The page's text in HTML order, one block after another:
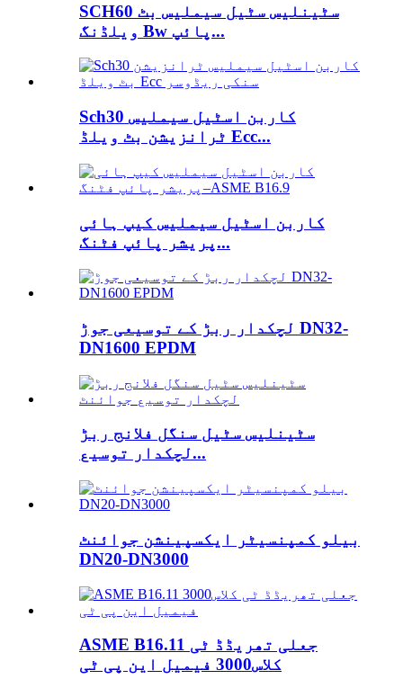
SCH60 سٹینلیس سٹیل سیملیس بٹ
ویلڈنگ Bw پائپ...
Sch30 کاربن اسٹیل سیملیس
ٹرانزیشن بٹ ویلڈ Ecc...
کاربن اسٹیل سیملیس کیپ ہائی
پریشر پائپ فٹنگ...
لچکدار ربڑ کے توسیعی جوڑ DN32-
DN1600 EPDM
سٹینلیس سٹیل سنگل فلانج ربڑ
لچکدار توسیع...
بیلو کمپنسیٹر ایکسپینشن جوائنٹ
DN20-DN3000
ASME B16.11 جعلی تھریڈڈ ٹی
کلاس3000 فیمیل این پی ٹی